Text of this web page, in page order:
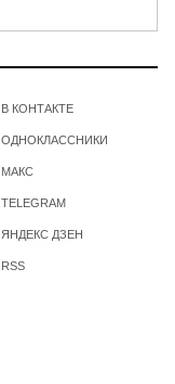
В КОНТАКТЕ
ОДНОКЛАССНИКИ
МАКС
TELEGRAM
ЯНДЕКС ДЗЕН
RSS